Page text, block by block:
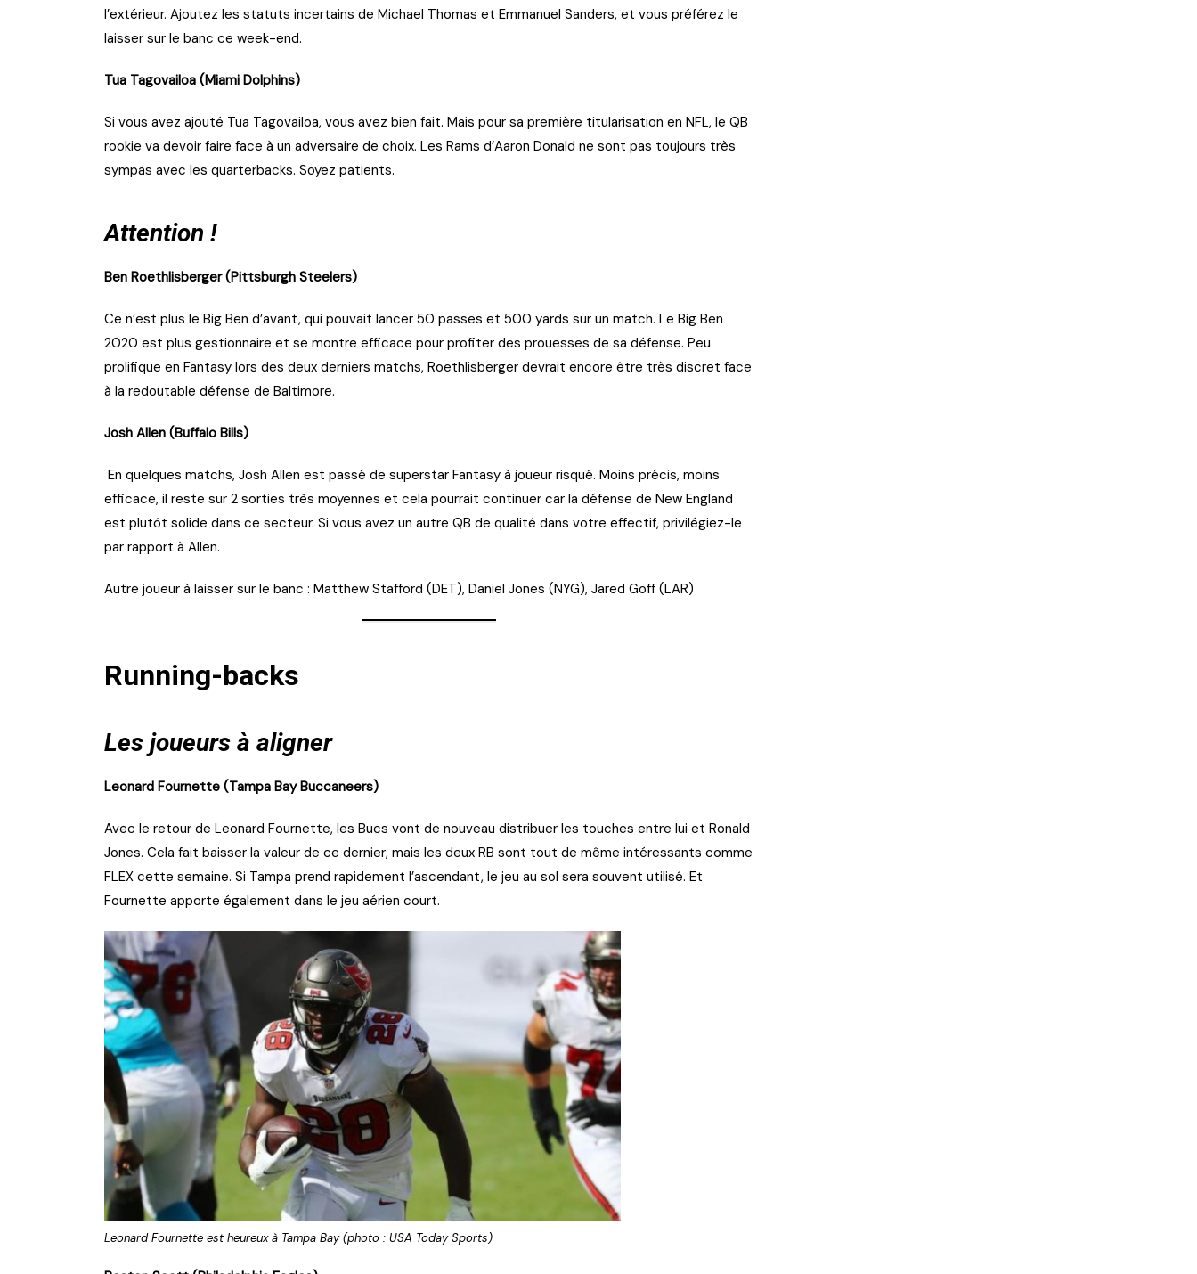
l’extérieur. Ajoutez les statuts incertains de Michael Thomas et Emmanuel Sanders, et vous préférez le
laisser sur le banc ce week-end.
Tua Tagovailoa (Miami Dolphins)
Si vous avez ajouté Tua Tagovailoa, vous avez bien fait. Mais pour sa première titularisation en NFL, le QB
rookie va devoir faire face à un adversaire de choix. Les Rams d’Aaron Donald ne sont pas toujours très
sympas avec les quarterbacks. Soyez patients.
Attention !
Ben Roethlisberger (Pittsburgh Steelers)
Ce n’est plus le Big Ben d’avant, qui pouvait lancer 50 passes et 500 yards sur un match. Le Big Ben
2020 est plus gestionnaire et se montre efficace pour profiter des prouesses de sa défense. Peu
prolifique en Fantasy lors des deux derniers matchs, Roethlisberger devrait encore être très discret face
à la redoutable défense de Baltimore.
Josh Allen (Buffalo Bills)
En quelques matchs, Josh Allen est passé de superstar Fantasy à joueur risqué. Moins précis, moins
efficace, il reste sur 2 sorties très moyennes et cela pourrait continuer car la défense de New England
est plutôt solide dans ce secteur. Si vous avez un autre QB de qualité dans votre effectif, privilégiez-le
par rapport à Allen.
Autre joueur à laisser sur le banc : Matthew Stafford (DET), Daniel Jones (NYG), Jared Goff (LAR)
Running-backs
Les joueurs à aligner
Leonard Fournette (Tampa Bay Buccaneers)
Avec le retour de Leonard Fournette, les Bucs vont de nouveau distribuer les touches entre lui et Ronald
Jones. Cela fait baisser la valeur de ce dernier, mais les deux RB sont tout de même intéressants comme
FLEX cette semaine. Si Tampa prend rapidement l’ascendant, le jeu au sol sera souvent utilisé. Et
Fournette apporte également dans le jeu aérien court.
Leonard Fournette est heureux à Tampa Bay (photo : USA Today Sports)